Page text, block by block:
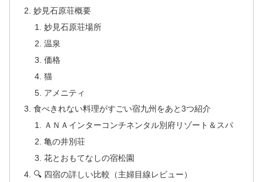
妙見石原荘概要
妙見石原荘場所
温泉
価格
猫
アメニティ
食べきれない料理がすごい宿九州をあと3つ紹介
ＡＮＡインターコンチネンタル別府リゾート＆スパ
亀の井別荘
花とおもてなしの宿松園
🔍 四宿の詳しい比較（主婦目線レビュー）